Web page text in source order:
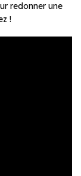
redonner une
!